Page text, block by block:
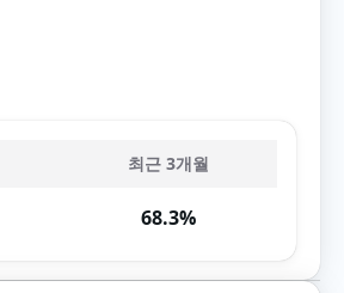
최근 3개월
68.3%